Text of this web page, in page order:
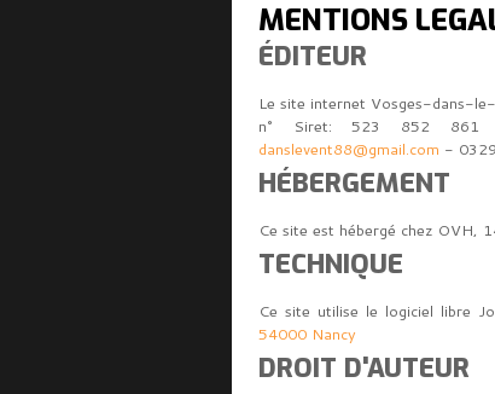
MENTIONS
ÉDITEUR
Le site internet Vosges-dans-
n° Siret: 523 852 861
danslevent88@gmail.com -
HÉBERGEMENT
Ce site est hébergé chez OVH,
TECHNIQUE
Ce site utilise le logiciel libre
54000 Nancy
DROIT D'AUTEUR